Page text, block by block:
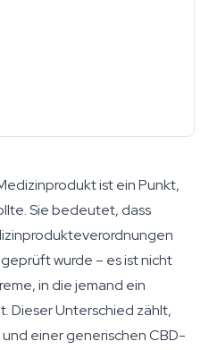
ist ein Punkt,
Sie bedeutet, dass
wurde – es ist nicht
in die jemand ein
Dieser Unterschied zählt,
einer generischen CBD-